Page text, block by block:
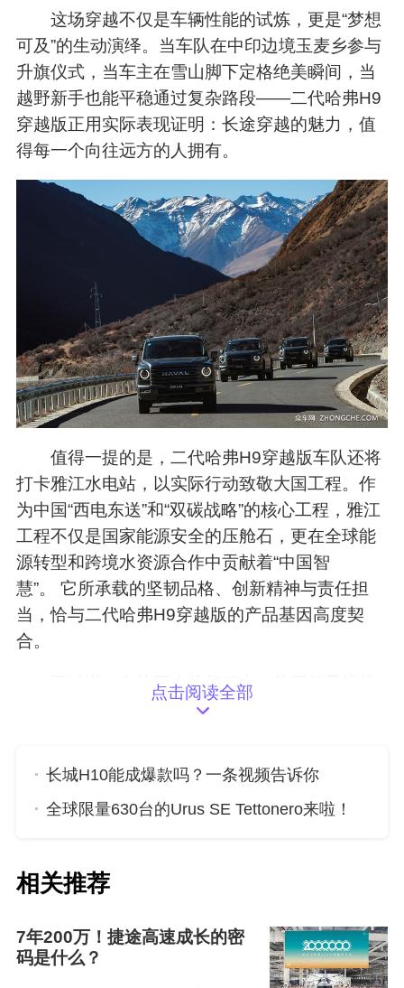
这场穿越不仅是车辆性能的试炼，更是“梦想
可及”的生动演绎。当车队在中印边境玉麦乡参与
升旗仪式，当车主在雪山脚下定格绝美瞬间，当
越野新手也能平稳通过复杂路段——二代哈弗H9
穿越版正用实际表现证明：长途穿越的魅力，值
得每一个向往远方的人拥有。
值得一提的是，二代哈弗H9穿越版车队还将
打卡雅江水电站，以实际行动致敬大国工程。作
为中国“西电东送”和“双碳战略”的核心工程，雅江
工程不仅是国家能源安全的压舱石，更在全球能
源转型和跨境水资源合作中贡献着“中国智
慧”。 它所承载的坚韧品格、创新精神与责任担
当，恰与二代哈弗H9穿越版的产品基因高度契
合。
可以说，在接下来的行程中，将不仅是挑战
越野标杆的全面测试，更是与大国重器的同频共
时代力量。
「千里雅江探秘之旅」的背后，是哈弗H9越
野基因的传承与进化。作为中国硬派越野的代表
车型，哈弗H9曾打破豪华合资品牌对高端越野市
场的垄断，以20万级价格让高端越野走进大众生
活。如今二代哈弗H9穿越版锚定长途穿越细分市
点击阅读全部
长城H10能成爆款吗？一条视频告诉你
全球限量630台的Urus SE Tettonero来啦！
相关推荐
7年200万！捷途高速成长的密
码是什么？